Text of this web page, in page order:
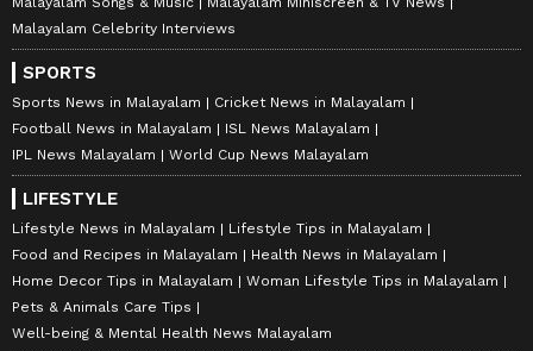
Malayalam Celebrity Interviews
SPORTS
Sports News in Malayalam
Cricket News in Malayalam
Football News in Malayalam
ISL News Malayalam
IPL News Malayalam
World Cup News Malayalam
LIFESTYLE
Lifestyle News in Malayalam
Lifestyle Tips in Malayalam
Food and Recipes in Malayalam
Health News in Malayalam
Home Decor Tips in Malayalam
Woman Lifestyle Tips in Malayalam
Pets & Animals Care Tips
Well-being & Mental Health News Malayalam